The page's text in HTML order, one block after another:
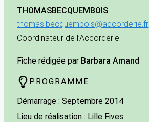
THOMASBECQUEMBOIS
thomas.becquembois@accorderie.fr
Coordinateur de l’Accorderie
Fiche rédigée par Barbara Amand
PROGRAMME
Démarrage : Septembre 2014
Lieu de réalisation : Lille Fives